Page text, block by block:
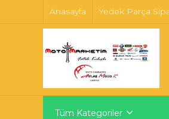
Anasayfa Yedek Parça
Tüm Kategoriler